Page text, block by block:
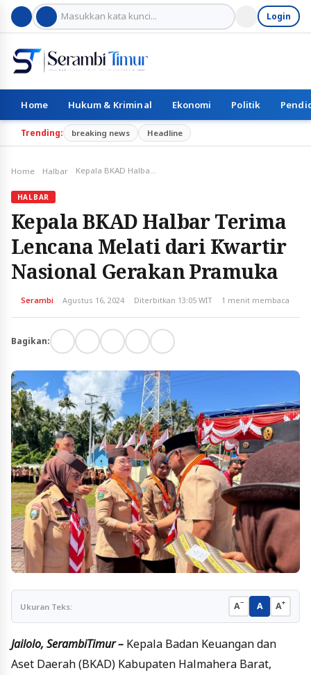
Login
Home Hukum & Kriminal Ekonomi Politik
Trending: breaking news Headline
Home Halbar Kepala BKAD Halbar Terima Lencana Melati dari Kwartir Nasional Gerakan Pramuka
HALBAR
Kepala BKAD Halbar Terima
Lencana Melati dari Kwartir
Nasional Gerakan Pramuka
Serambi Agustus 16, 2024 Diterbitkan 13:05 WIT 1 menit membaca
Bagikan:
Ukuran Teks: A− A A+
Jailolo, SerambiTimur – Kepala Badan Keuangan dan
Aset Daerah (BKAD) Kabupaten Halmahera Barat,